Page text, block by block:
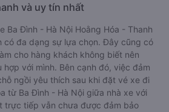
và uy tín nhất
Ba Đình - Hà Nội Hoằng Hóa - Thanh
có đa dạng sự lựa chọn. Đây cũng có
cho hàng khách không biết nên
hợp với mình. Bên cạnh đó, việc đảm
ngồi yêu thích sau khi đặt vé xe đi
từ Ba Đình - Hà Nội giữa nhà xe với
trực tiếp vẫn chưa được đảm bảo